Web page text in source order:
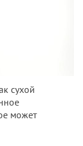
сухой
может